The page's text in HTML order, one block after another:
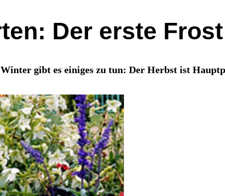
Der erste
gibt es einiges zu tun: Der Herbst ist